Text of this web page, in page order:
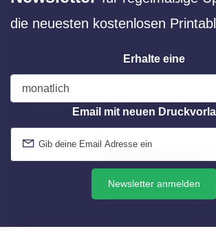
die neuesten kostenlosen
Erhalte eine
Email mit neuen
Newsletter anmelden